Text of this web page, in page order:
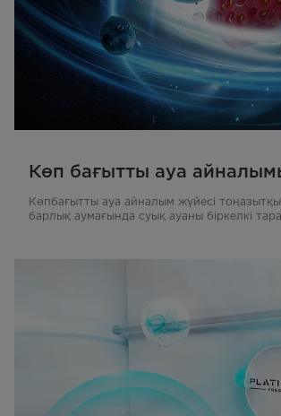
Көп бағытты ауа
Көпбағытты ауа айналым жүйесі
барлық аумағында суық ауаны біркелкі